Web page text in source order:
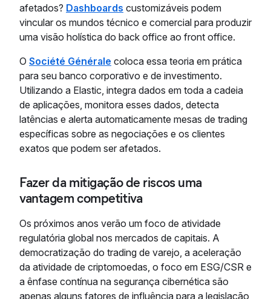
afetados? Dashboards customizáveis podem
vincular os mundos técnico e comercial para produzir
uma visão holística do back office ao front office.
O Société Générale coloca essa teoria em prática
para seu banco corporativo e de investimento.
Utilizando a Elastic, integra dados em toda a cadeia
de aplicações, monitora esses dados, detecta
latências e alerta automaticamente mesas de trading
específicas sobre as negociações e os clientes
exatos que podem ser afetados.
Fazer da mitigação de riscos uma
vantagem competitiva
Os próximos anos verão um foco de atividade
regulatória global nos mercados de capitais. A
democratização do trading de varejo, a aceleração
da atividade de criptomoedas, o foco em ESG/CSR e
a ênfase contínua na segurança cibernética são
apenas alguns fatores de influência para a legislação